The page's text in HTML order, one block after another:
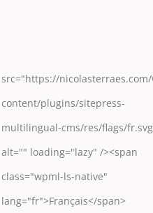
src="https://
content/plugins/sitepress-
multilingual-cms/res/flags/
alt="" loading="lazy" /><span
class="wpml-ls-native"
lang="fr">Français</span>